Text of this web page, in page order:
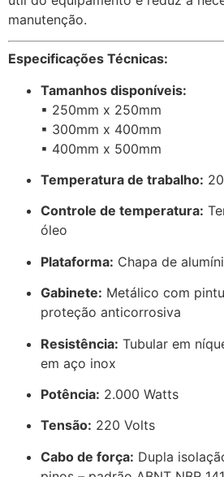
manutenção.
Especificações Técnicas:
Tamanhos disponíveis:
▪ 250mm x 250mm
▪ 300mm x 400mm
▪ 400mm x 500mm
Temperatura de trabalho:
Controle de temperatura:
óleo
Plataforma: Chapa de
Gabinete: Metálico com
proteção anticorrosiva
Resistência: Tubular em
em aço inox
Potência: 2.000 Watts
Tensão: 220 Volts
Cabo de força: Dupla